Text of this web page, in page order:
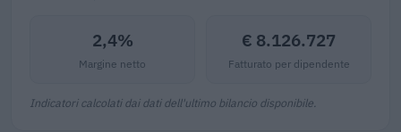
2,4%
Margine netto
€ 8.126.727
Fatturato per dipendente
Indicatori calcolati dai dati dell'ultimo bilancio disponibile.